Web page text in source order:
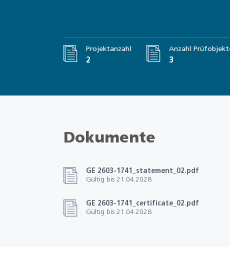
Projektanzahl
2
Anzahl
3
Dokumente
GE 2603-1741_statement_02.pdf
Gültig bis 21.04.2028
GE 2603-1741_certificate_02.pdf
Gültig bis 21.04.2028